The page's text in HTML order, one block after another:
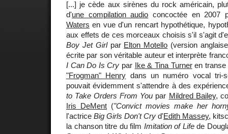
[...] je cède aux sirènes du rock américain,
d'une compilation audio concoctée en 2007
Waters en vue d'un rencart hypothétique,
aux effets de ces morceaux choisis s'il s'agit
Boy Jet Girlpar Elton Motello (version
écrite par son véritable auteur et interprète
I Can Do Is Cry par Ike & Tina Turneren transe
"Frogman" Henry dans un numéro vocal tri-
pouvait évidemment s'attendre à des
to Take Orders From You par Mildred Bailey,
Iris DeMent ("Convict movies make her
l'actrice Big Girls Don't Cry d'Edith Massey,
la chanson titre du film Imitation of Lifede